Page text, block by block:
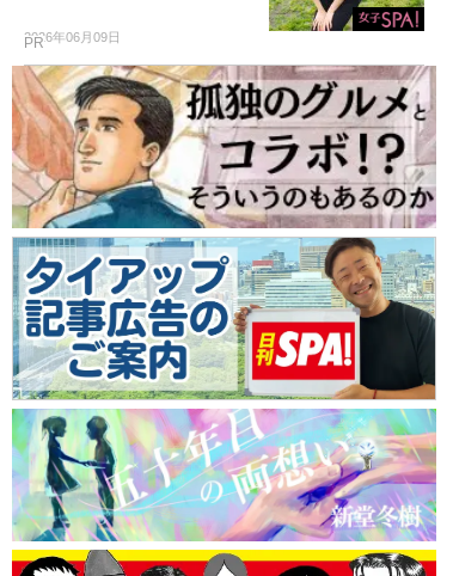
2026年06月09日
PR